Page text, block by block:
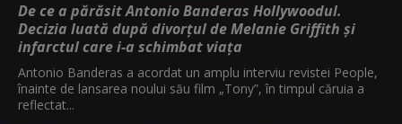
De ce a părăsit Antonio Banderas Hollywoodul.
Decizia luată după divorțul de Melanie Griffith și
infarctul care i-a schimbat viața
Antonio Banderas a acordat un amplu interviu revistei People,
înainte de lansarea noului său film „Tony”, în timpul căruia a
reflectat...